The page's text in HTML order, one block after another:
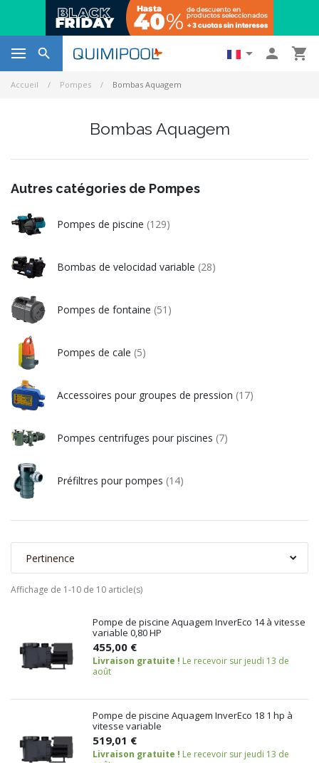
   
Accueil Pompes Bombas Aquagem
Bombas Aquagem
Autres catégories de Pompes
Pompes de piscine (129)
Bombas de velocidad variable (28)
Pompes de fontaine (51)
Pompes de cale (5)
Accessoires pour groupes de pression (17)
Pompes centrifuges pour piscines (7)
Préfiltres pour pompes (14)
Pertinence
Affichage de 1-10 de 10 article(s)
Pompe de piscine Aquagem InverEco 14 à vitesse
variable 0,80 HP
455,00 €
Livraison gratuite ! Le recevoir sur jeudi 13 de
août
Pompe de piscine Aquagem InverEco 18 1 hp à
vitesse variable
519,01 €
Livraison gratuite ! Le recevoir sur jeudi 13 de